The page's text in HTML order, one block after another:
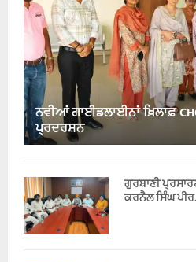
ਨਵੀਆਂ ਗਾਈਡਲਾਈਨਾਂ ਖ਼ਿਲਾਫ਼
ਪ੍ਰਦਰਸ਼ਨ
ਗੁਰਬਾਣੀ
ਕਰਨੈਲ ਸਿੰਘ